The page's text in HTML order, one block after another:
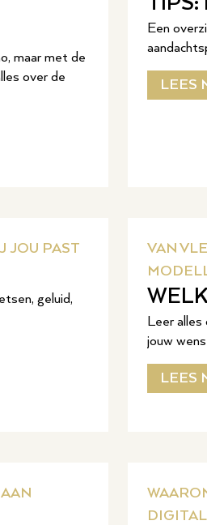
maar met de
over de
Een
LEES
JOU PAST
geluid,
VAN
Leer alles
jouw
LEES